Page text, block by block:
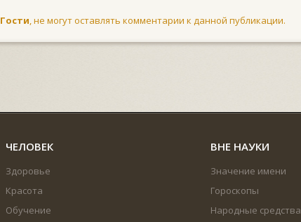
Гости, не могут оставлять комментарии к данной публикации.
ЧЕЛОВЕК
Здоровье
Красота
Обучение
ВНЕ НАУКИ
Значение имени
Гороскопы
Народные средства